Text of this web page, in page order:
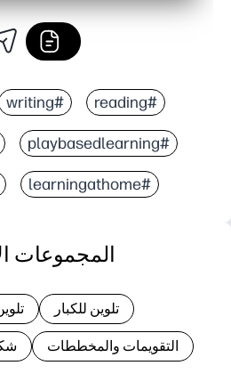
#reading
#writing
#playbasedlearning
#learningathome
المجموعات
تلوين للكبار
التقويمات والمخططات